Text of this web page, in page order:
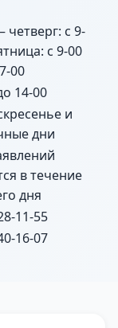
четверг: с 9-
с 9-00
00
14-00
и
дни
в течение
дня
11-55
16-07